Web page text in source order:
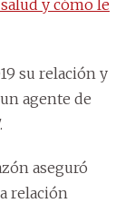
y cómo le
su relación y
agente de
aseguró
relación